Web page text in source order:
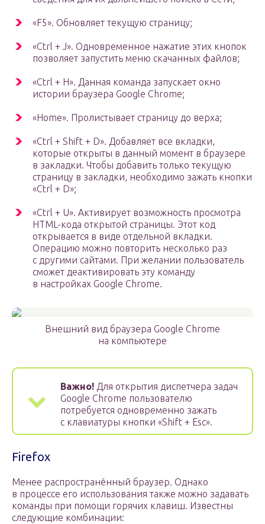
«F5». Обновляет текущую страницу;
«Ctrl + J». Одновременное нажатие этих кнопок
позволяет запустить меню скачанных файлов;
«Ctrl + H». Данная команда запускает окно
истории браузера Google Chrome;
«Home». Пролистывает страницу до верха;
«Ctrl + Shift + D». Добавляет все вкладки,
которые открыты в данный момент в браузере
в закладки. Чтобы добавить только текущую
страницу в закладки, необходимо зажать кнопки
«Ctrl + D»;
«Ctrl + U». Активирует возможность просмотра
HTML-кода открытой страницы. Этот код
открывается в виде отдельной вкладки.
Операцию можно повторить несколько раз
с другими сайтами. При желании пользователь
сможет деактивировать эту команду
в настройках Google Chrome.
Внешний вид браузера Google Chrome
на компьютере
Важно! Для открытия диспетчера задач
Google Chrome пользователю
потребуется одновременно зажать
с клавиатуры кнопки «Shift + Esc».
Firefox
Менее распространённый браузер. Однако
в процессе его использования также можно задавать
команды при помощи горячих клавиш. Известны
следующие комбинации: